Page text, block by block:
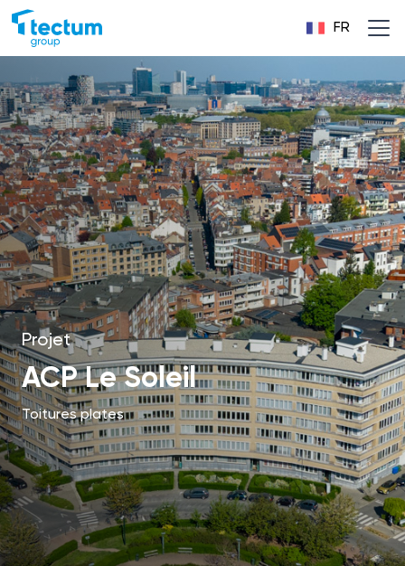
FR
Projet
ACP Le Soleil
Toitures plates